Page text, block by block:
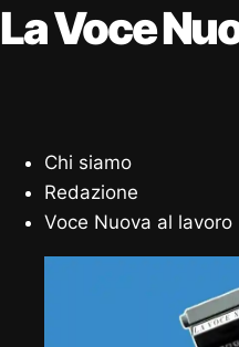
La Voce
Chi siamo
Redazione
Voce Nuova al lavoro